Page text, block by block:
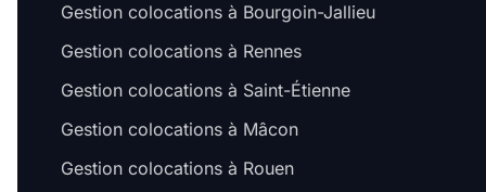
Gestion colocations à Bourgoin-Jallieu
Gestion colocations à Rennes
Gestion colocations à Saint-Étienne
Gestion colocations à Mâcon
Gestion colocations à Rouen